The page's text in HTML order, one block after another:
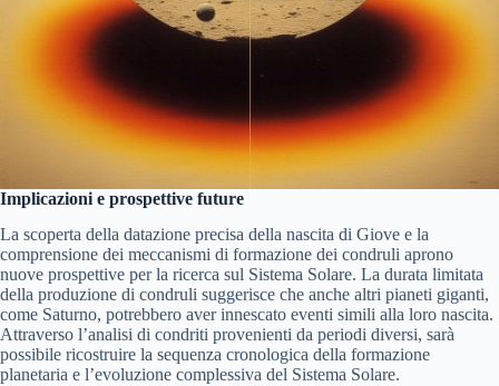
Implicazioni e prospettive future
La scoperta della datazione precisa della nascita di Giove e la
comprensione dei meccanismi di formazione dei condruli aprono
nuove prospettive per la ricerca sul Sistema Solare. La durata limitata
della produzione di condruli suggerisce che anche altri pianeti giganti,
come Saturno, potrebbero aver innescato eventi simili alla loro nascita.
Attraverso l’analisi di condriti provenienti da periodi diversi, sarà
possibile ricostruire la sequenza cronologica della formazione
planetaria e l’evoluzione complessiva del Sistema Solare.